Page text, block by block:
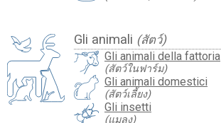
Gli animali (สัตว์)
Gli animali della fattoria
(สัตว์ในฟาร์ม)
Gli animali domestici
(สัตว์เลี้ยง)
Gli insetti
(แมลง)